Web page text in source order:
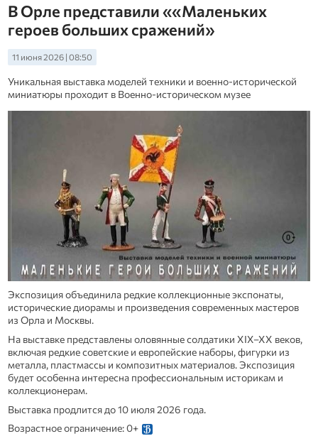
В Орле представили ««Маленьких
героев больших сражений»
11 июня 2026 | 08:50
Уникальная выставка моделей техники и военно-исторической
миниатюры проходит в Военно-историческом музее
Экспозиция объединила редкие коллекционные экспонаты,
исторические диорамы и произведения современных мастеров
из Орла и Москвы.
На выставке представлены оловянные солдатики XIX–XX веков,
включая редкие советские и европейские наборы, фигурки из
металла, пластмассы и композитных материалов. Экспозиция
будет особенна интересна профессиональным историкам и
коллекционерам.
Выставка продлится до 10 июля 2026 года.
Возрастное ограничение: 0+